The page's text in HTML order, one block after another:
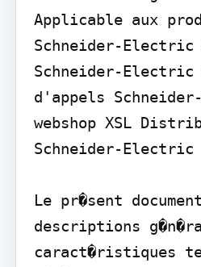
Applicable aux
Schneider-Electric
Schneider-Electric
d'appels
webshop XSL
Schneider-Electric
Le pr�sent
descriptions
caract�ristiques